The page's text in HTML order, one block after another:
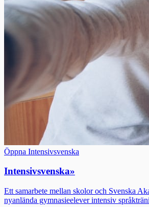
Öppna Intensivsvenska
Intensivsvenska»
Ett samarbete mellan skolor och Svenska
nyanlända gymnasieelever intensiv